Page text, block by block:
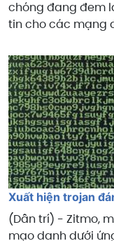
chóng đang đem
tin cho các mạng
Xuất hiện trojan
(Dân trí) - Zitmo,
mạo danh dưới